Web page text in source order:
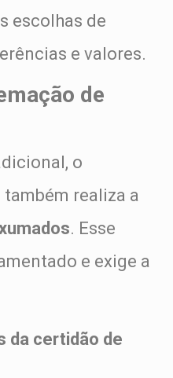
escolhas de
e valores.
de
o
também realiza a
. Esse
e exige a
da certidão de